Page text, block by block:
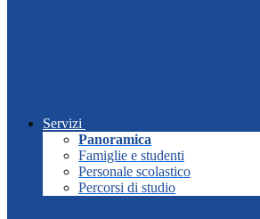
Servizi
Panoramica
Famiglie e studenti
Personale scolastico
Percorsi di studio